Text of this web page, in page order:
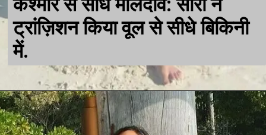
कश्मीर से सीधे मालदीव: सारा ने
ट्रांज़िशन किया वूल से सीधे बिकिनी
में.